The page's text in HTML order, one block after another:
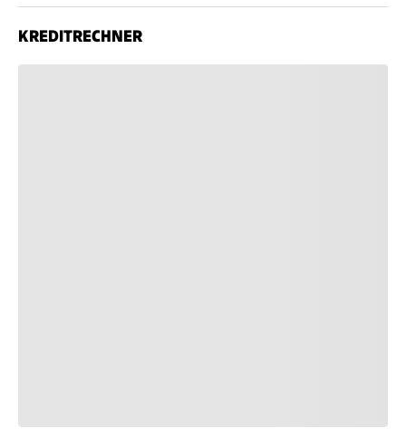
KREDITRECHNER